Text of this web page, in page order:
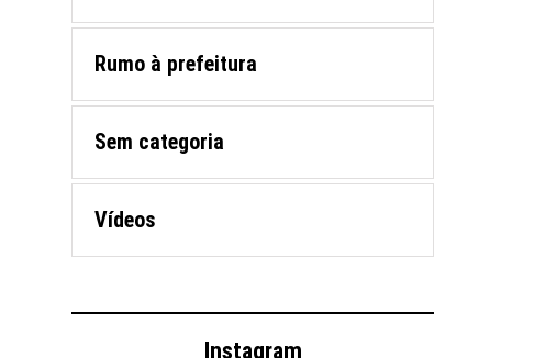
Rumo à prefeitura
Sem categoria
Vídeos
Instagram